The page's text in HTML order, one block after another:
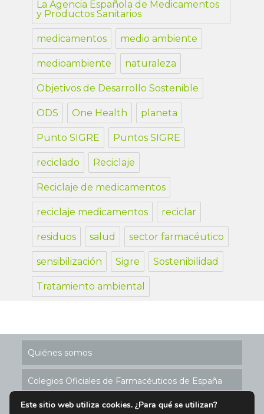
La Agencia Española de Medicamentos
y Productos Sanitarios
medicamentos medio ambiente
medioambiente naturaleza
Objetivos de Desarrollo Sostenible
ODS One Health planeta
Punto SIGRE Puntos SIGRE
reciclado Reciclaje
Reciclaje de medicamentos
reciclaje medicamentos reciclar
residuos salud sector farmacéutico
sensibilización Sigre Sostenibilidad
Tratamiento ambiental
Quiénes somos
Colegios Oficiales de Farmacéuticos de España
Historia de los Puntos SIGRE
Este sitio web utiliza cookies. ¿Para qué se utilizan?